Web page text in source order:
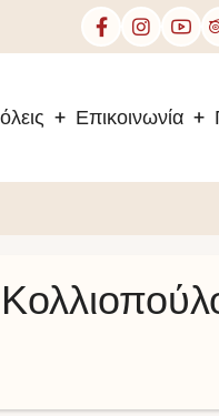
Επικοινωνία